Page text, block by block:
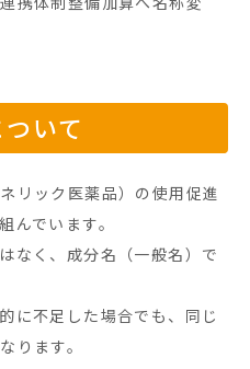
いて
リック医薬品）の使用促進
んでいます。
なく、成分名（一般名）で
に不足した場合でも、同じ
ります。